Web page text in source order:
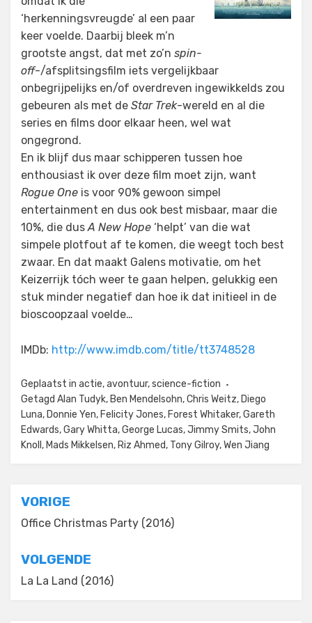
‘herkenningsvreugde’ al een paar
keer voelde. Daarbij bleek m’n
grootste angst, dat met zo’n spin-
off-/afsplitsingsfilm iets vergelijkbaar
onbegrijpelijks en/of overdreven ingewikkelds zou
gebeuren als met de Star Trek-wereld en al die
series en films door elkaar heen, wel wat
ongegrond.
En ik blijf dus maar schipperen tussen hoe
enthousiast ik over deze film moet zijn, want
Rogue One is voor 90% gewoon simpel
entertainment en dus ook best misbaar, maar die
10%, die dus A New Hope ‘helpt’ van die wat
simpele plotfout af te komen, die weegt toch best
zwaar. En dat maakt Galens motivatie, om het
Keizerrijk tóch weer te gaan helpen, gelukkig een
stuk minder negatief dan hoe ik dat initieel in de
bioscoopzaal voelde…
IMDb: http://www.imdb.com/title/tt3748528
Geplaatst in actie,avontuur,science-fiction
Getagd Alan Tudyk, Ben Mendelsohn,Chris Weitz, Diego
Luna, Donnie Yen, Felicity Jones, Forest Whitaker,Gareth
Edwards,Gary Whitta,George Lucas,Jimmy Smits,John
Knoll , Mads Mikkelsen, Riz Ahmed, Tony Gilroy,Wen Jiang
Bericht
navigatie
VORIGE
Office Christmas Party (2016)
VOLGENDE
La La Land (2016)